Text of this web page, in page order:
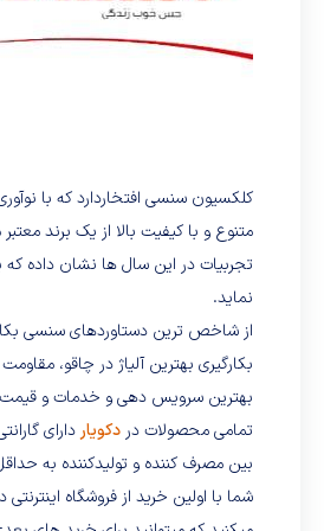
کلکسیون سنسی افتخاردارد که با
متنوع و با کیفیت بالا از یک برند
تجربیات در این سال ها نشان داده که
نماید.
از شاخص ترین دستاوردهای سنسی
بکارگیری بهترین آلیاژ در چاقو،
بهترین سرویس دهی و خدمات و قیمت
تمامی محصولات در دکویار دارای
بین مصرف کننده و تولیدکننده به
شما با اولین خرید از فروشگاه